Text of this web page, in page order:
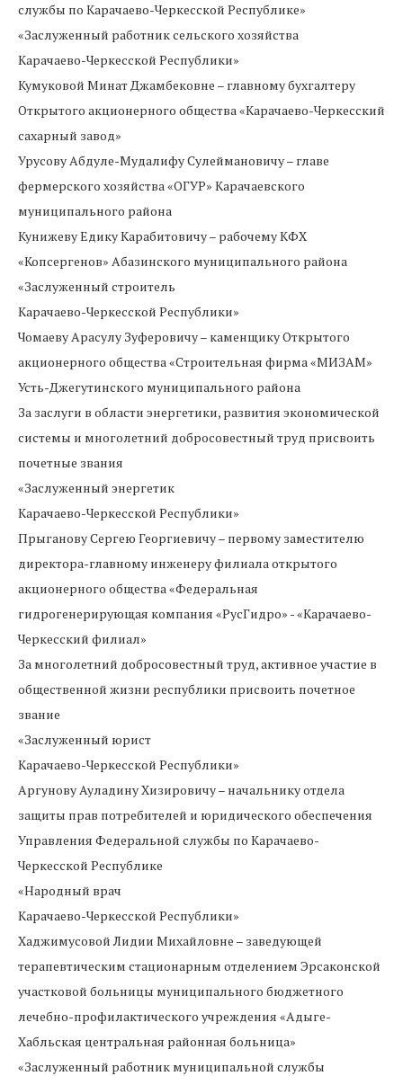
службы по Карачаево-Черкесской Республике»
«Заслуженный работник сельского хозяйства
Карачаево-Черкесской Республики»
Кумуковой Минат Джамбековне – главному бухгалтеру
Открытого акционерного общества «Карачаево-Черкесский
сахарный завод»
Урусову Абдуле-Мудалифу Сулеймановичу – главе
фермерского хозяйства «ОГУР» Карачаевского
муниципального района
Кунижеву Едику Карабитовичу – рабочему КФХ
«Копсергенов» Абазинского муниципального района
«Заслуженный строитель
Карачаево-Черкесской Республики»
Чомаеву Арасулу Зуферовичу – каменщику Открытого
акционерного общества «Строительная фирма «МИЗАМ»
Усть-Джегутинского муниципального района
За заслуги в области энергетики, развития экономической
системы и многолетний добросовестный труд присвоить
почетные звания
«Заслуженный энергетик
Карачаево-Черкесской Республики»
Прыганову Сергею Георгиевичу – первому заместителю
директора-главному инженеру филиала открытого
акционерного общества «Федеральная
гидрогенерирующая компания «РусГидро» - «Карачаево-
Черкесский филиал»
За многолетний добросовестный труд, активное участие в
общественной жизни республики присвоить почетное
звание
«Заслуженный юрист
Карачаево-Черкесской Республики»
Аргунову Ауладину Хизировичу – начальнику отдела
защиты прав потребителей и юридического обеспечения
Управления Федеральной службы по Карачаево-
Черкесской Республике
«Народный врач
Карачаево-Черкесской Республики»
Хаджимусовой Лидии Михайловне – заведующей
терапевтическим стационарным отделением Эрсаконской
участковой больницы муниципального бюджетного
лечебно-профилактического учреждения «Адыге-
Хабльская центральная районная больница»
«Заслуженный работник муниципальной службы